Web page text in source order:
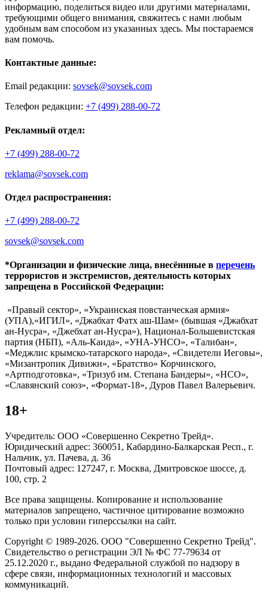
информацию, поделиться видео или другими материалами,
требующими общего внимания, свяжитесь с нами любым
удобным вам способом из указанных здесь. Мы постараемся
вам помочь.
Контактные данные:
Email редакции: sovsek@sovsek.com
Телефон редакции: +7 (499) 288-00-72
Рекламный отдел:
+7 (499) 288-00-72
reklama@sovsek.com
Отдел распространения:
+7 (499) 288-00-72
sovsek@sovsek.com
*Организации и физические лица, внесённные в перечень
террористов и экстремистов, деятельность которых
запрещена в Российской Федерации:
«Правый сектор», «Украинская повстанческая армия»
(УПА),«ИГИЛ», «Джабхат Фатх аш-Шам» (бывшая «Джабхат
ан-Нусра», «Джебхат ан-Нусра»), Национал-Большевистская
партия (НБП), «Аль-Каида», «УНА-УНСО», «Талибан»,
«Меджлис крымско-татарского народа», «Свидетели Иеговы»,
«Мизантропик Дивижн», «Братство» Корчинского,
«Артподготовка», «Тризуб им. Степана Бандеры», «НСО»,
«Славянский союз», «Формат-18», Дуров Павел Валерьевич.
18+
Учредитель: ООО «Совершенно Секретно Трейд».
Юридический адрес: 360051, Кабардино-Балкарская Респ., г.
Нальчик, ул. Пачева, д. 36
Почтовый адрес: 127247, г. Москва, Дмитровское шоссе, д.
100, стр. 2
Все права защищены. Копирование и использование
материалов запрещено, частичное цитирование возможно
только при условии гиперссылки на сайт.
Copyright © 1989-2026. ООО "Совершенно Секретно Трейд".
Свидетельство о регистрации ЭЛ № ФС 77-79634 от
25.12.2020 г., выдано Федеральной службой по надзору в
сфере связи, информационных технологий и массовых
коммуникаций.